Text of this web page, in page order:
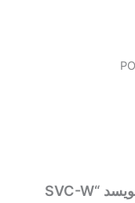
اولین کسی باشید که دیدگاهی می نویسد “SVC-W